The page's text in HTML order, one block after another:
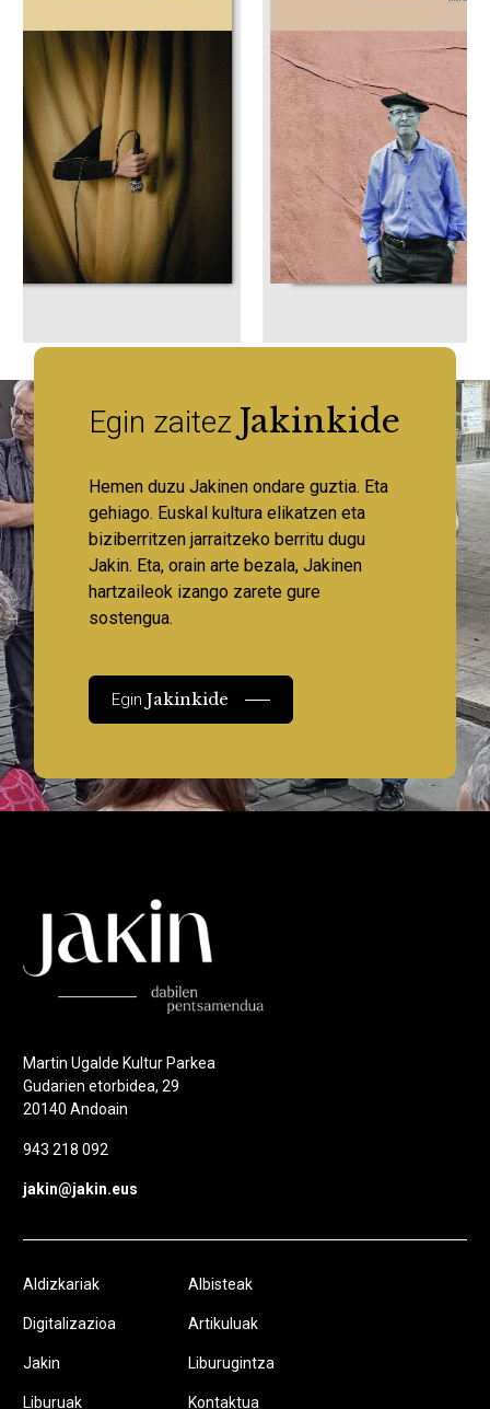
Egin zaitez Jakinkide
Hemen duzu Jakinen ondare guztia. Eta
gehiago. Euskal kultura elikatzen eta
biziberritzen jarraitzeko berritu dugu
Jakin. Eta, orain arte bezala, Jakinen
hartzaileok izango zarete gure
sostengua.
EginJakinkide
Martin Ugalde Kultur Parkea
Gudarien etorbidea, 29
20140 Andoain
943 218 092
jakin@jakin.eus
Aldizkariak
Digitalizazioa
Jakin
Liburuak
Albisteak
Artikuluak
Liburugintza
Kontaktua